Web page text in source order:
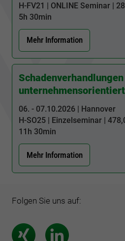
H-FV21 | ONLINE Seminar |
5h 30min
Mehr Information
06. - 07.10.2026 | Hannover
H-SO25 | Einzelseminar |
11h 30min
Mehr Information
Folgen Sie uns auf: